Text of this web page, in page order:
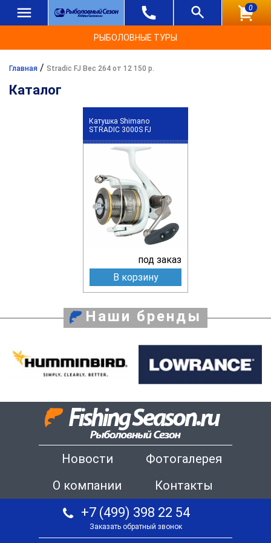
0
РЫБОЛОВНЫЕ ТУРЫ
Главная / Stradic FJ Вес 264 от 12 150 р.
Каталог
Катушка Shimano
STRADIC 3000S FJ
под заказ
В корзину
Наши бренды
Новости
Фотогалерея
О компании
Контакты
+7 (499) 398 22 54
Заказать обратный звонок